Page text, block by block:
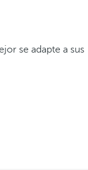
se adapte a sus